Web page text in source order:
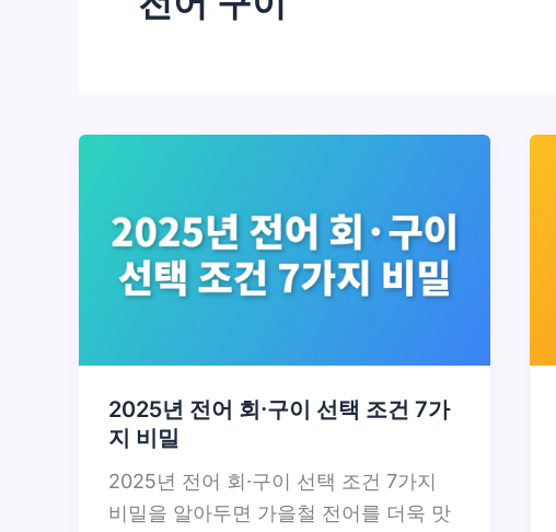
2025년 전어 회·구이 선택 조건 7가
지 비밀
2025년 전어 회·구이 선택 조건 7가지
비밀을 알아두면 가을철 전어를 더욱 맛